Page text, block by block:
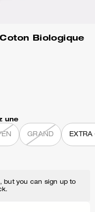
Biologique
une
GRAND EXTRA
but you can sign up to